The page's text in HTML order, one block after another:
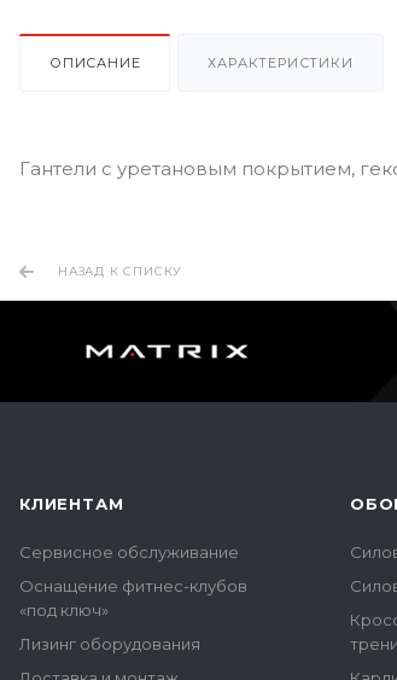
ОПИСАНИЕ ХАРАКТЕРИСТИКИ
Гантели с уретановым покрытием,
НАЗАД К СПИСКУ
КЛИЕНТАМ
Сервисное обслуживание
Оснащение фитнес-клубов
«под ключ»
Лизинг оборудования